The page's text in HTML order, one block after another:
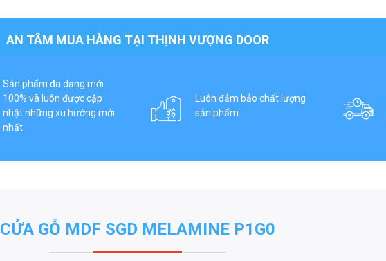
AN TÂM MUA HÀNG TẠI THỊNH VƯỢNG DOOR
Sản phẩm đa dạng mới
100% và luôn được cập
nhật những xu hướng mới
nhất
Luôn đảm bảo chất lượng
sản phẩm
CỬA GỖ MDF SGD MELAMINE P1G0